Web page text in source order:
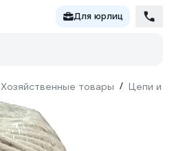
Для юрлиц
Хозяйственные товары / Цепи и